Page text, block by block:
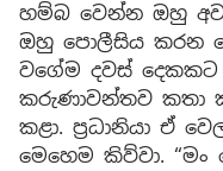
හම්බ වෙන්න ඔහු
ඔහු පොලීසිය කරන
වගේම දවස්
කරුණාවන්තව කතා
කළා. ප්‍රධානියා ඒ
මෙහෙම කිව්වා.